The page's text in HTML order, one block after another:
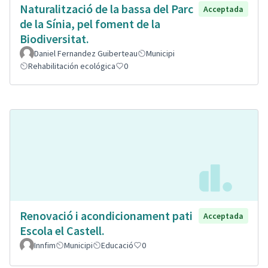
Naturalització de la bassa del Parc
de la Sínia, pel foment de la
Biodiversitat.
Acceptada
Daniel Fernandez Guiberteau
Municipi
Rehabilitación ecológica
0
Renovació i acondicionament pati
Escola el Castell.
Acceptada
Innfim Municipi Educació 0